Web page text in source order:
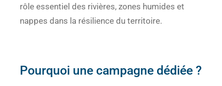
rôle essentiel des rivières, zones humides et
nappes dans la résilience du territoire.
Pourquoi une campagne dédiée ?